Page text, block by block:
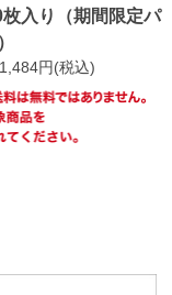
入り（期間限定パ
円(税込)